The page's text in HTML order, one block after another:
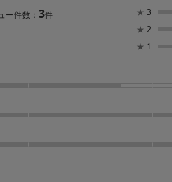
ー件数： 3件
★ 3
★ 2
★ 1